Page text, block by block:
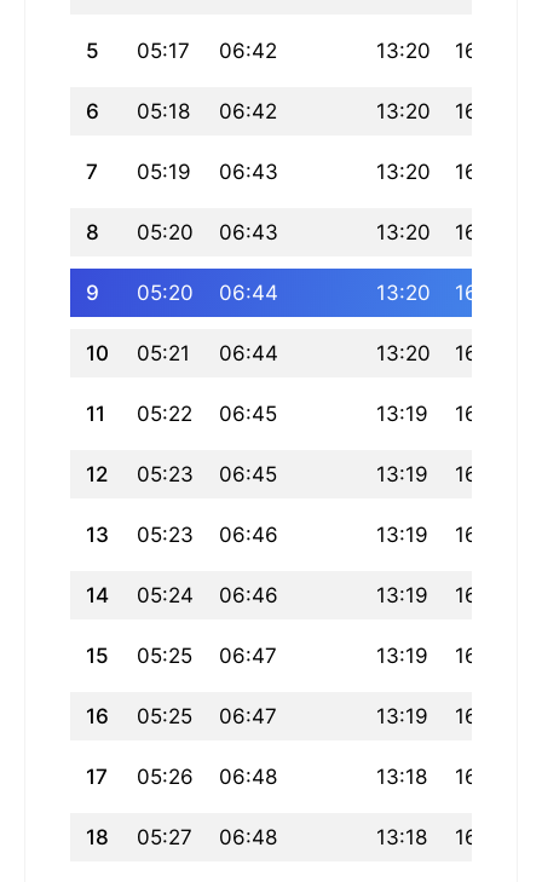
5 05:17 06:42 13:20 16:51
6 05:18 06:42 13:20 16:51
7 05:19 06:43 13:20 16:51
8 05:20 06:43 13:20 16:51
9 05:20 06:44 13:20 16:50
10 05:21 06:44 13:20 16:50
11 05:22 06:45 13:19 16:50
12 05:23 06:45 13:19 16:50
13 05:23 06:46 13:19 16:50
14 05:24 06:46 13:19 16:50
15 05:25 06:47 13:19 16:50
16 05:25 06:47 13:19 16:50
17 05:26 06:48 13:18 16:49
18 05:27 06:48 13:18 16:49